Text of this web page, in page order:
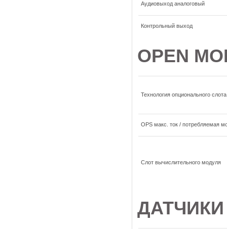
Аудиовыход аналоговый
Контрольный выход
OPEN
Технология опционального слота
OPS макс. ток / потребляемая
Слот вычислительного модуля
ДАТЧИКИ